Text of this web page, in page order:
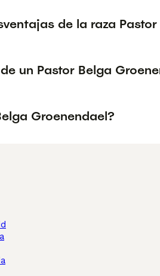
de la raza
un Pastor Belga
Groenendael?